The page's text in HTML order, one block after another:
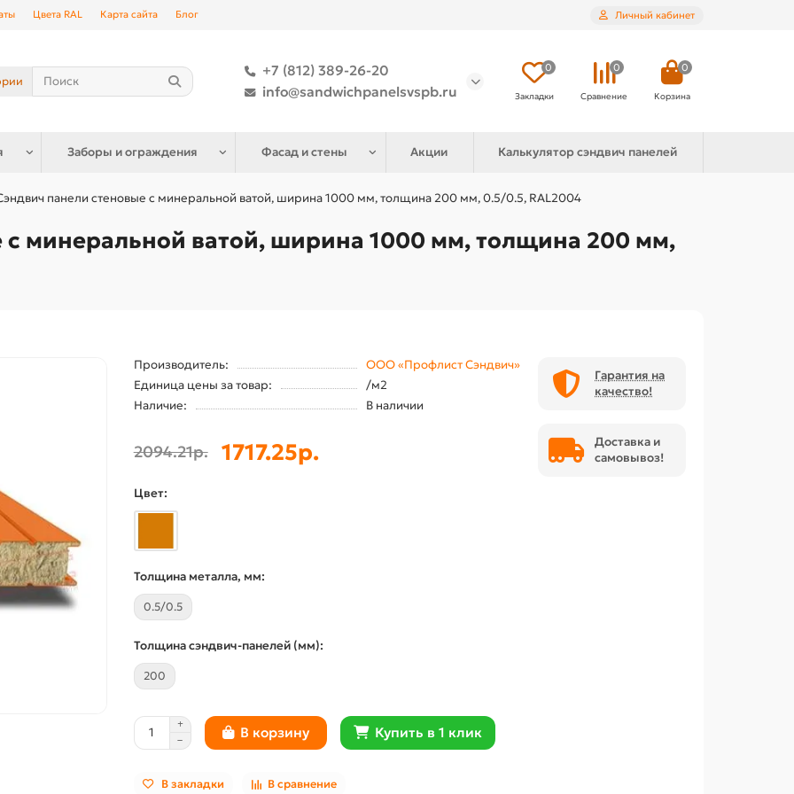
Цвета RAL Карта сайта Блог Личный кабинет
+7 (812) 389-26-20
info@sandwichpanelsvspb.ru
0
Закладки
0
Сравнение
0
Корзина
Заборы и ограждения Фасад и стены Акции Калькулятор сэндвич панелей
панели стеновые с минеральной ватой, ширина 1000 мм, толщина 200 мм, 0.5/0.5, RAL2004
с минеральной ватой, ширина 1000 мм, толщина 200 мм,
Производитель:
ООО «Профлист Сэндвич»
Единица цены за товар:
/м2
Наличие:
В наличии
2094.21р. 1717.25р.
Цвет:
Толщина металла, мм:
0.5/0.5
Толщина сэндвич-панелей (мм):
200
В корзину Купить в 1 клик
В закладки В сравнение
Гарантия на
качество!
Доставка и
самовывоз!